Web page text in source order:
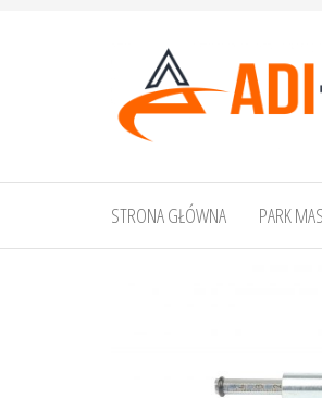
TECH
Adrian
STRONA GŁÓWNA PARK